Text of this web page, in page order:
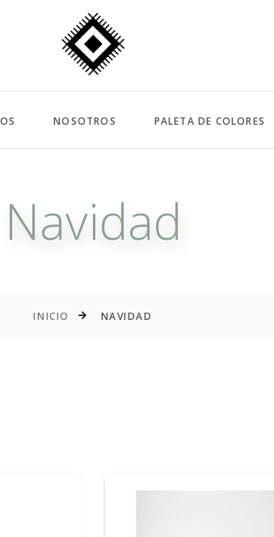
NOSOTROS PALETA DE COLORES
Navidad
INICIO NAVIDAD